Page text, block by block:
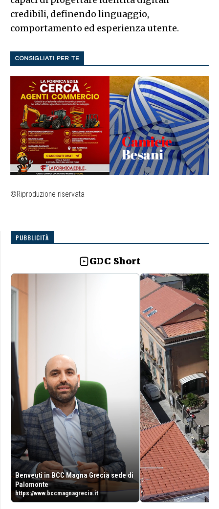
credibili, definendo linguaggio,
comportamento ed esperienza utente.
CONSIGLIATI PER TE
©Riproduzione riservata
PUBBLICITÀ
GDC Short
Benveuti in BCC Magna Grecia sede di
Palomonte
https://www.bccmagnagrecia.it